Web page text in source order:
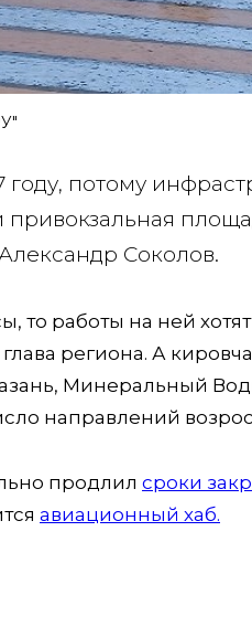
году, потому
Соколов.
то работы на ней
региона. А
Минеральный
направлений
продлил сроки
авиационный хаб.